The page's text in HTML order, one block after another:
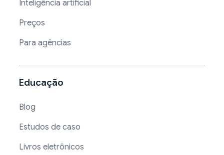
Inteligência artificial
Preços
Para agências
Educação
Blog
Estudos de caso
Livros eletrônicos